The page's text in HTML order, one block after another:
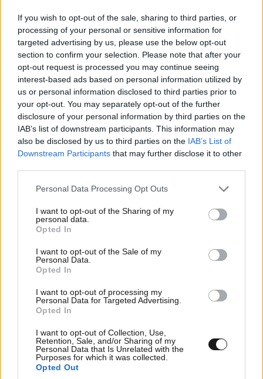
If you wish to opt-out of the sale, sharing to third parties, or
processing of your personal or sensitive information for
targeted advertising by us, please use the below opt-out
section to confirm your selection. Please note that after your
opt-out request is processed you may continue seeing
interest-based ads based on personal information utilized by
us or personal information disclosed to third parties prior to
your opt-out. You may separately opt-out of the further
disclosure of your personal information by third parties on the
IAB’s list of downstream participants. This information may
also be disclosed by us to third parties on the IAB’s List of
Downstream Participants that may further disclose it to other
Please note that this website/app uses one or more Google
not limited to your visit or usage behaviour. You may click to
grant or deny consent to Google and its third-party tags to
use your data for below specified purposes in below Google
consent section.
Personal Data Processing Opt Outs
I want to opt-out of the Sharing of my
personal data.
Opted In
I want to opt-out of the Sale of my
Personal Data.
Opted In
I want to opt-out of processing my
Personal Data for Targeted Advertising.
Opted In
I want to opt-out of Collection, Use,
Retention, Sale, and/or Sharing of my
Personal Data that Is Unrelated with the
Purposes for which it was collected.
Opted Out
«Ταξίδι στο Φως»: Ο Σταύρος Ξαρχάκος στον
Η Νάπολη στην καρδιά της Αθήνας: